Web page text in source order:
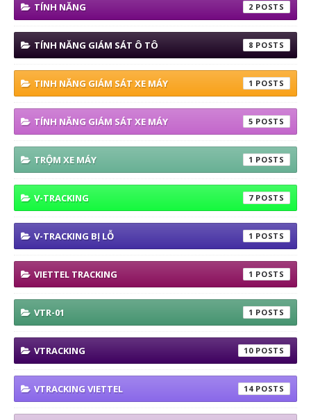
TÍNH NĂNG 2
TÍNH NĂNG GIÁM SÁT Ô TÔ 8
TINH NĂNG GIÁM SÁT XE MÁY 1
TÍNH NĂNG GIÁM SÁT XE MÁY 5
TRỘM XE MÁY 1
V-TRACKING 7
V-TRACKING BỊ LỖ 1
VIETTEL TRACKING 1
VTR-01 1
VTRACKING 10
VTRACKING VIETTEL 14